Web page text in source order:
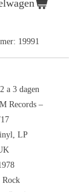
19991
2 a 3 dagen
Records ‎–
LP
Rock